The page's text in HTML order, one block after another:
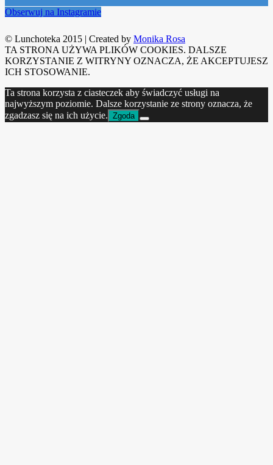
Obserwuj na Instagramie
© Lunchoteka 2015 | Created by Monika Rosa
TA STRONA UŻYWA PLIKÓW COOKIES. DALSZE
KORZYSTANIE Z WITRYNY OZNACZA, ŻE AKCEPTUJESZ
ICH STOSOWANIE.
Ta strona korzysta z ciasteczek aby świadczyć usługi na
najwyższym poziomie. Dalsze korzystanie ze strony oznacza, że
zgadzasz się na ich użycie. Zgoda